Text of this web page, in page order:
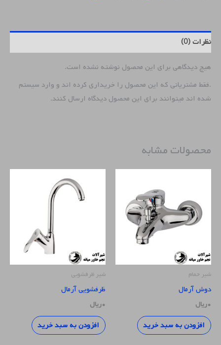
نظرات (0)
هیچ دیدگاهی برای این محصول نوشته نشده است.
.فقط مشتریانی که این محصول را خریداری کرده اند و وارد سیستم
شده اند میتوانند برای این محصول دیدگاه ارسال کنند.
محصولات مشابه
شیر حمام
دوش آرمال
۰ریال
افزودن به سبد خرید
شیر ظرفشویی
ظرفشویی آرمال
۰ریال
افزودن به سبد خرید